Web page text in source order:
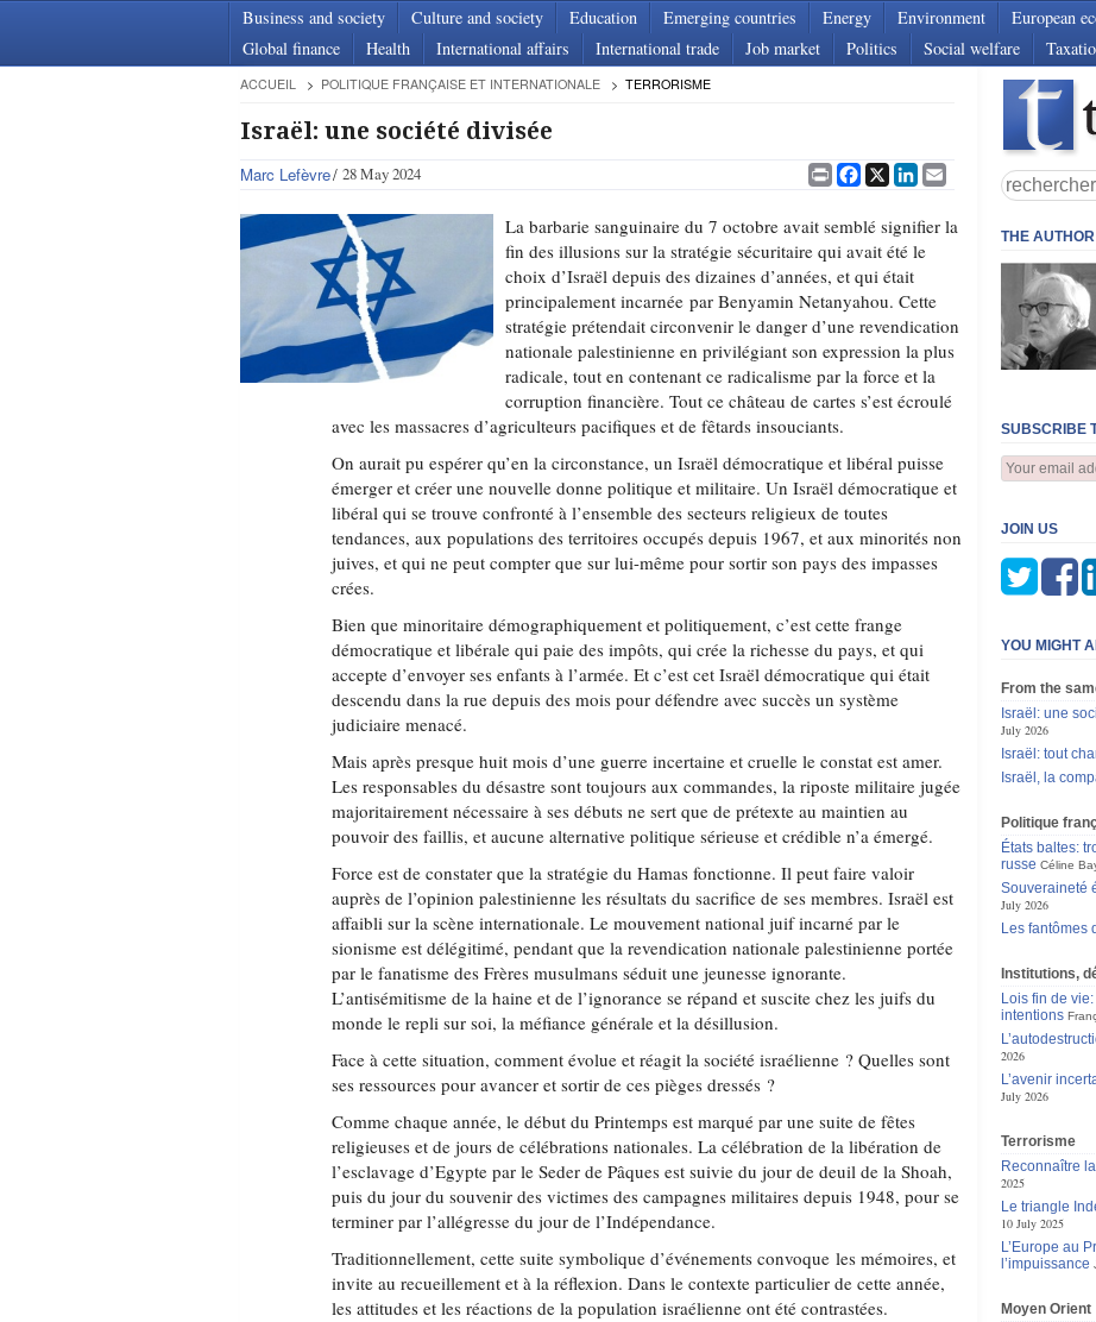
Business and society Culture and society Education Emerging countries Energy Environment European
Global finance
Health International affairs International trade Job market Politics Social welfare
ACCUEIL POLITIQUE FRANÇAISE ET INTERNATIONALE TERRORISME
Israël: une société divisée
Marc Lefèvre 28 May 2024 PrintFacebook
X LinkedIn
Email
La barbarie sanguinaire du 7 octobre avait semblé signifier la
fin des illusions sur la stratégie sécuritaire qui avait été le
choix d’Israël depuis des dizaines d’années, et qui était
principalement incarnée par Benyamin Netanyahou. Cette
stratégie prétendait circonvenir le danger d’une revendication
nationale palestinienne en privilégiant son expression la plus
radicale, tout en contenant ce radicalisme par la force et la
corruption financière. Tout ce château de cartes s’est écroulé
avec les massacres d’agriculteurs pacifiques et de fêtards insouciants.
On aurait pu espérer qu’en la circonstance, un Israël démocratique et libéral puisse
émerger et créer une nouvelle donne politique et militaire. Un Israël démocratique et
libéral qui se trouve confronté à l’ensemble des secteurs religieux de toutes
tendances, aux populations des territoires occupés depuis 1967, et aux minorités non
juives, et qui ne peut compter que sur lui-même pour sortir son pays des impasses
crées.
Bien que minoritaire démographiquement et politiquement, c’est cette frange
démocratique et libérale qui paie des impôts, qui crée la richesse du pays, et qui
accepte d’envoyer ses enfants à l’armée. Et c’est cet Israël démocratique qui était
descendu dans la rue depuis des mois pour défendre avec succès un système
judiciaire menacé.
Mais après presque huit mois d’une guerre incertaine et cruelle le constat est amer.
Les responsables du désastre sont toujours aux commandes, la riposte militaire jugée
majoritairement nécessaire à ses débuts ne sert que de prétexte au maintien au
pouvoir des faillis, et aucune alternative politique sérieuse et crédible n’a émergé.
Force est de constater que la stratégie du Hamas fonctionne. Il peut faire valoir
auprès de l’opinion palestinienne les résultats du sacrifice de ses membres. Israël est
affaibli sur la scène internationale. Le mouvement national juif incarné par le
sionisme est délégitimé, pendant que la revendication nationale palestinienne portée
par le fanatisme des Frères musulmans séduit une jeunesse ignorante.
L’antisémitisme de la haine et de l’ignorance se répand et suscite chez les juifs du
monde le repli sur soi, la méfiance générale et la désillusion.
Face à cette situation, comment évolue et réagit la société israélienne ? Quelles sont
ses ressources pour avancer et sortir de ces pièges dressés ?
Comme chaque année, le début du Printemps est marqué par une suite de fêtes
religieuses et de jours de célébrations nationales. La célébration de la libération de
l’esclavage d’Egypte par le Seder de Pâques est suivie du jour de deuil de la Shoah,
puis du jour du souvenir des victimes des campagnes militaires depuis 1948, pour se
terminer par l’allégresse du jour de l’Indépendance.
Traditionnellement, cette suite symbolique d’événements convoque les mémoires, et
invite au recueillement et à la réflexion. Dans le contexte particulier de cette année,
les attitudes et les réactions de la population israélienne ont été contrastées.
THE AUTHOR
SUBSCRIBE
JOIN US
YOU MIGHT
From the
Israël: une
July 2026
Israël: tout
Israël, la
Politique
États baltes:
russe Céline
Souveraineté
July 2026
Les fantômes
Institutions,
Lois fin de
intentions
2026
L’avenir
July 2026
Terrorisme
Reconnaître
2025
Le triangle
10 July 2025
L’Europe au
l’impuissance
Moyen Orient